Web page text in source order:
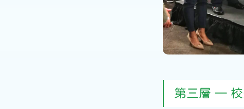
第三層 — 校